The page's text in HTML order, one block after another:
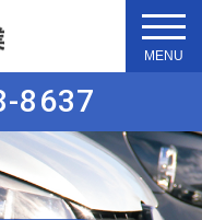
t
o
g
e
n
a
v
8637